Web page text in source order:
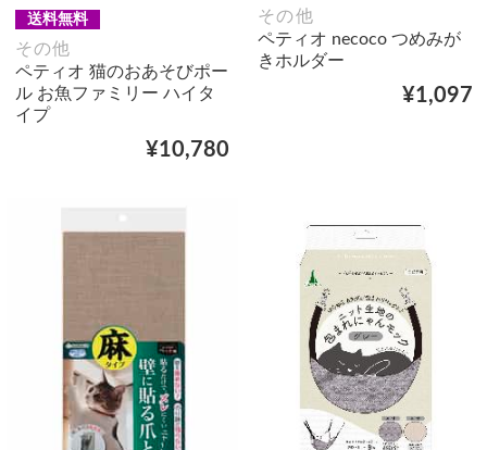
送料無料
その他
ペティオ 猫のおあそびポー
ル お魚ファミリー ハイタ
イプ
¥10,780
その他
ペティオ necoco つめみが
きホルダー
¥1,097